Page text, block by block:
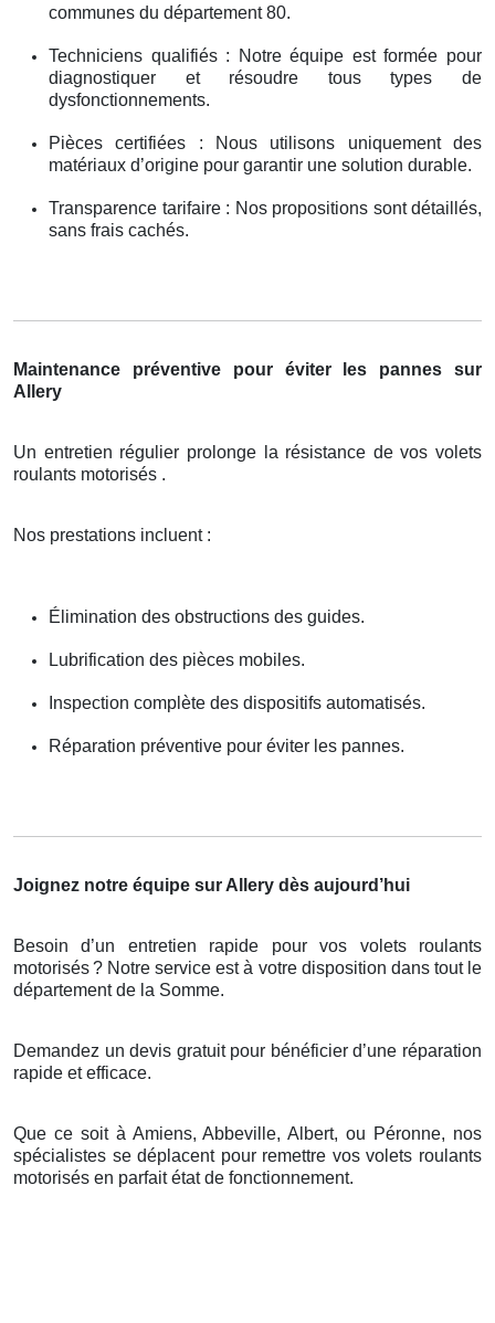
communes du département 80.
Techniciens qualifiés : Notre équipe est formée pour
diagnostiquer et résoudre tous types de
dysfonctionnements.
Pièces certifiées : Nous utilisons uniquement des
matériaux d’origine pour garantir une solution durable.
Transparence tarifaire : Nos propositions sont détaillés,
sans frais cachés.
Maintenance préventive pour éviter les pannes sur
Allery
Un entretien régulier prolonge la résistance de vos volets
roulants motorisés .
Nos prestations incluent :
Élimination des obstructions des guides.
Lubrification des pièces mobiles.
Inspection complète des dispositifs automatisés.
Réparation préventive pour éviter les pannes.
Joignez notre équipe sur Allery dès aujourd’hui
Besoin d’un entretien rapide pour vos volets roulants
motorisés? Notre service està votre disposition dans tout le
département de la Somme.
Demandez un devis gratuit pour bénéficier d’une réparation
rapide et efficace.
Que ce soit à Amiens, Abbeville, Albert, ou Péronne, nos
spécialistes se déplacent pour remettre vos volets roulants
motorisés en parfait état de fonctionnement.